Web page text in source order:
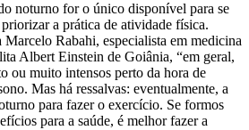
noturno for o único disponível para se
a prática de atividade física.
Rabahi, especialista em medicina
Albert Einstein de Goiânia, “em geral,
ou muito intensos perto da hora de
Mas há ressalvas: eventualmente, a
para fazer o exercício. Se formos
para a saúde, é melhor fazer a